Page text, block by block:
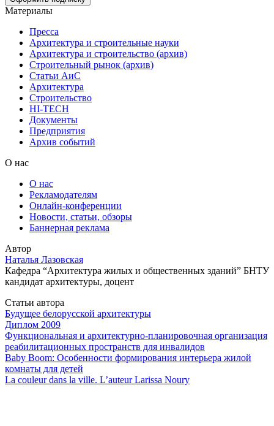
Материалы
Пресса
Архитектура и строительные науки
Архитектура и строительство (архив)
Строительный рынок (архив)
Статьи АиС
Архитектура
Строительство
HI-TECH
Документы
Предприятия
Архив событий
О нас
О нас
Рекламодателям
Онлайн-конференции
Новости, статьи, обзоры
Баннерная реклама
Автор
Наталья Лазовская
Кафедра “Архитектура жилых и общественных зданий” БНТУ
кандидат архитектуры, доцент
Статьи автора
Будущее белорусской архитектуры
Диплом 2009
Функциональная и архитектурно-планировочная организация
реабилитационных пространств для инвалидов
Baby Boom: Особенности формирования интерьера жилой
комнаты для детей
La couleur dans la ville. L’auteur Larissa Noury